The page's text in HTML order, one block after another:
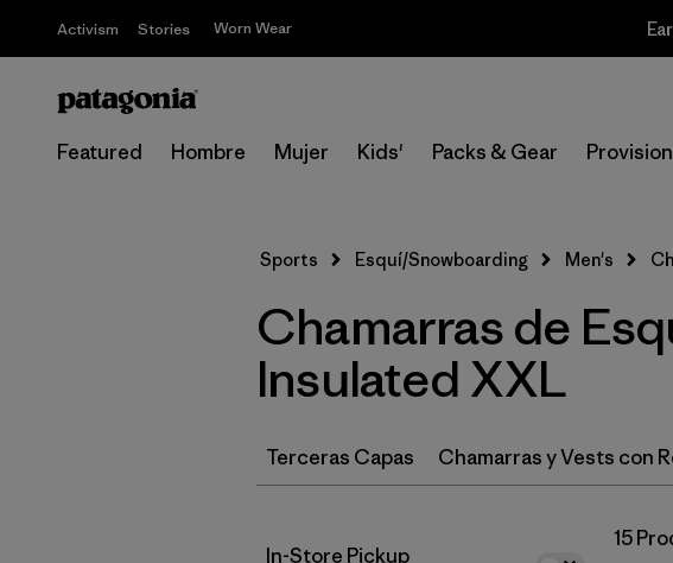
Activism Stories Worn Wear
Featured Hombre Mujer Kids' Packs & GearSelecciona una
Filtrar por
Price
Filtrar por
Size 1
Filtrar por
Fit
Filtrar por
Color
Filtrar por
Features &
Sports Esquí/Snowboarding Men's
Chamarras de
Insulated XXL
Terceras Capas Chamarras y Vests con
In-Store Pickup
15